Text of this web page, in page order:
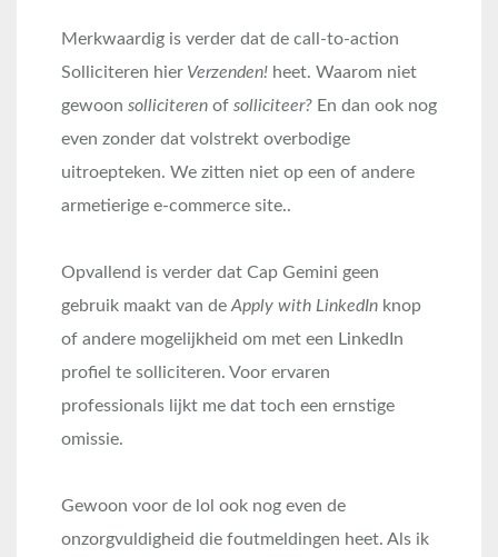
Merkwaardig is verder dat de call-to-action
Solliciteren hier Verzenden! heet. Waarom niet
gewoon solliciteren of solliciteer? En dan ook nog
even zonder dat volstrekt overbodige
uitroepteken. We zitten niet op een of andere
armetierige e-commerce site..
Opvallend is verder dat Cap Gemini geen
gebruik maakt van de Apply with LinkedIn knop
of andere mogelijkheid om met een LinkedIn
profiel te solliciteren. Voor ervaren
professionals lijkt me dat toch een ernstige
omissie.
Gewoon voor de lol ook nog even de
onzorgvuldigheid die foutmeldingen heet. Als ik